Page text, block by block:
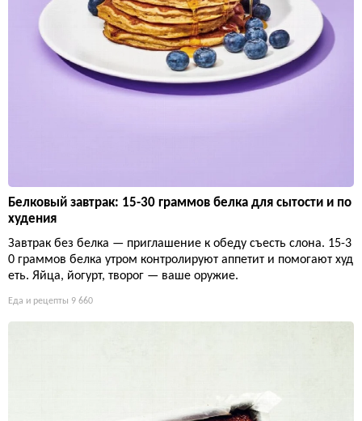
Белковый завтрак: 15-30 граммов белка для сытости и по
худения
Завтрак без белка — приглашение к обеду съесть слона. 15-3
0 граммов белка утром контролируют аппетит и помогают худ
еть. Яйца, йогурт, творог — ваше оружие.
Еда и рецепты 9 660